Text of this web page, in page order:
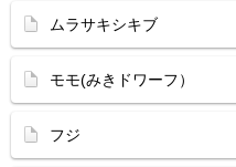
ムラサキシキブ
モモ(みきドワーフ）
フジ